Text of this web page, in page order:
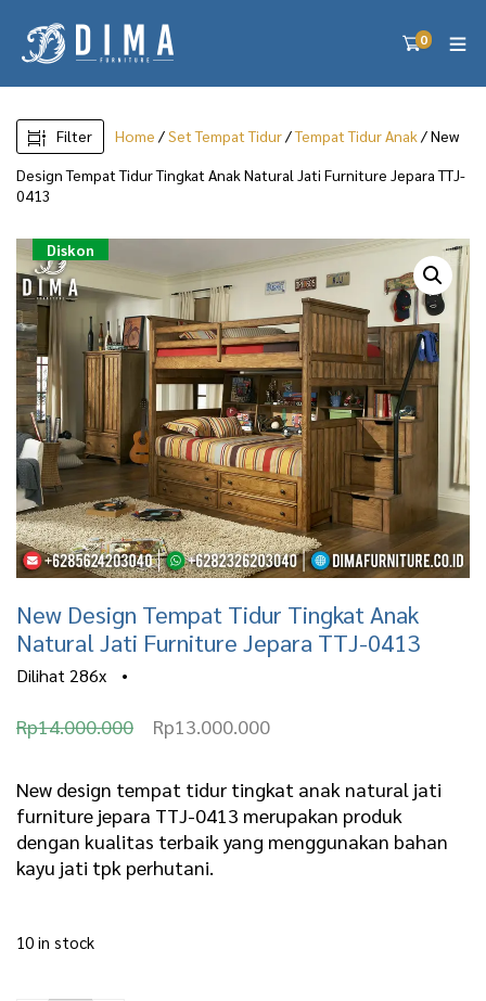
0
Filter Home /Set Tempat Tidur/Tempat Tidur Anak/ New
Design Tempat Tidur Tingkat Anak Natural Jati Furniture Jepara TTJ-
0413
Diskon
New Design Tempat Tidur Tingkat Anak
Natural Jati Furniture Jepara TTJ-0413
Dilihat 286x •
Rp14.000.000
O
i
g
i
Rp13.000.000C
r
r
e
New design tempat tidur tingkat anak natural jati
furniture jepara TTJ-0413 merupakan produk
dengan kualitas terbaik yang menggunakan bahan
kayu jati tpk perhutani.
10 in stock